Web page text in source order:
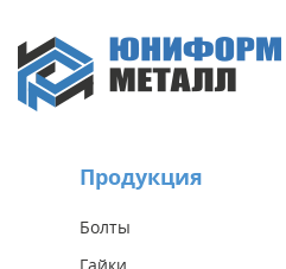
Продукция
Болты
Гайки